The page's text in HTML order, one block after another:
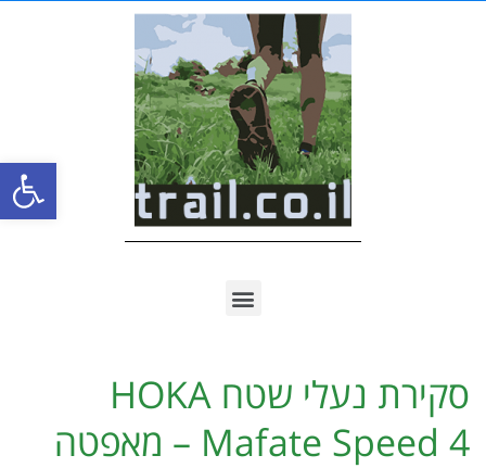
פתח
סקירת נעלי שטח HOKA
Mafate Speed 4 – מאפטה